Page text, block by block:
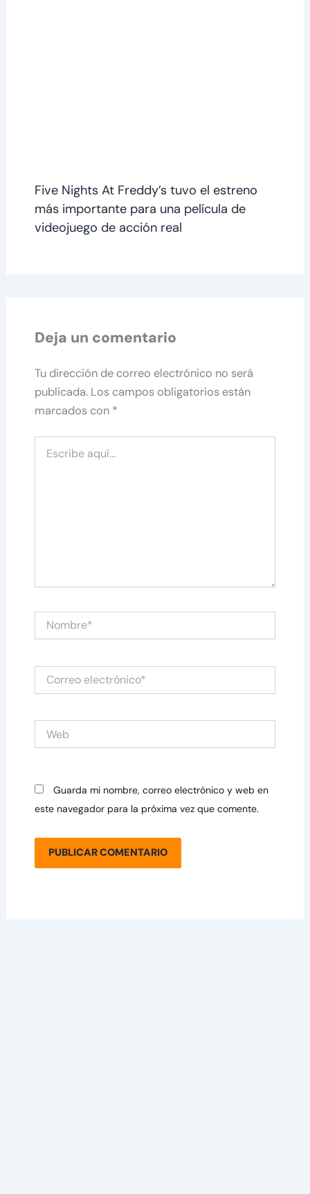
Five Nights At Freddy’s tuvo el estreno
más importante para una película de
videojuego de acción real
Deja un comentario
Tu dirección de correo electrónico no será
publicada. Los campos obligatorios están
marcados con *
aquí...
Nombre*
electrónico*
Guarda mi nombre, correo electrónico y web en
este navegador para la próxima vez que comente.